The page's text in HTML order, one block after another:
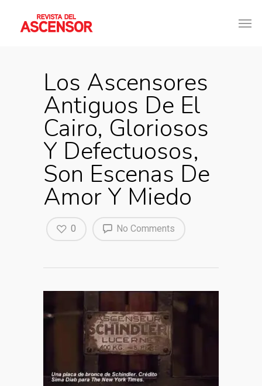
Los Ascensores
Antiguos De El
Cairo, Gloriosos
Y Defectuosos,
Son Escenas De
Amor Y Miedo
No Comments
0